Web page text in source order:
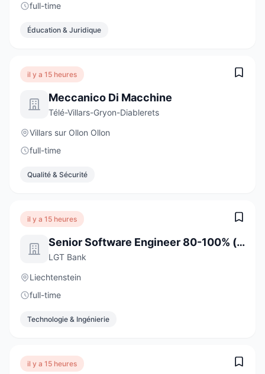
full-time
Éducation & Juridique
il y a 15 heures
Meccanico Di Macchine
Télé-Villars-Gryon-Diablerets
Villars sur Ollon Ollon
full-time
Qualité & Sécurité
il y a 15 heures
Senior Software Engineer 80-100% (w/m/d)
LGT Bank
Liechtenstein
full-time
Technologie & Ingénierie
il y a 15 heures